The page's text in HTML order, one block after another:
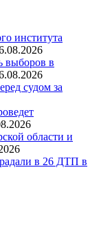
института
выборов в
судом за
области и
в 26 ДТП в